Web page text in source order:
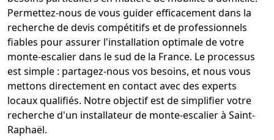
Permettez-nous de vous guider efficacement dans la
recherche de devis compétitifs et de professionnels
fiables pour assurer l'installation optimale de votre
monte-escalierdans le sud de la France. Le processus
est simple : partagez-nous vos besoins, et nous vous
mettons directement en contact avec des experts
locaux qualifiés. Notre objectif est de simplifier votre
recherche d'un installateur de monte-escalierà Saint-
Raphaël.